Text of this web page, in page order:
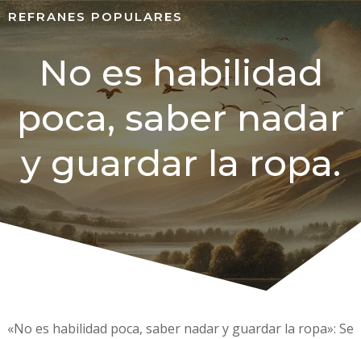
REFRANES POPULARES
No es habilidad
poca, saber nadar
y guardar la ropa.
«No es habilidad poca, saber nadar y guardar la ropa»: Se